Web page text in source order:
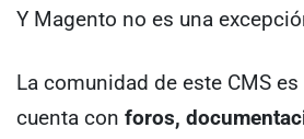
Y Magento no es una
La comunidad de este CMS
cuenta con foros,